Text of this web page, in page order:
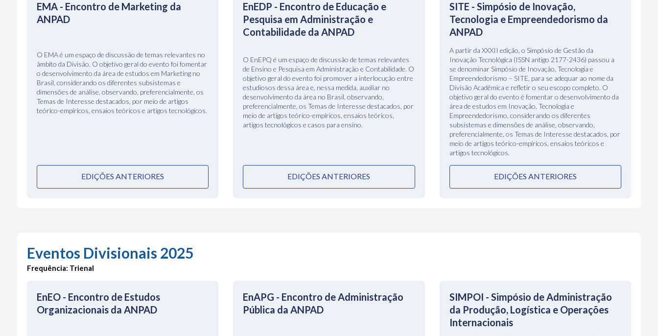
EMA - Encontro de Marketing da
ANPAD
O EMA é um espaço de discussão de temas relevantes no
âmbito da Divisão. O objetivo geral do evento foi fomentar
o desenvolvimento da área de estudos em Marketing no
Brasil, considerando os diferentes subsistemas e
dimensões de análise, observando, preferencialmente, os
Temas de Interesse destacados, por meio de artigos
teórico-empíricos, ensaios teóricos e artigos tecnológicos.
EDIÇÕES ANTERIORES
EnEDP - Encontro de Educação e
Pesquisa em Administração e
Contabilidade da ANPAD
O EnEPQ é um espaço de discussão de temas relevantes
de Ensino e Pesquisa em Administração e Contabilidade. O
objetivo geral do evento foi promover a interlocução entre
estudiosos dessa área e, nessa medida, auxiliar no
desenvolvimento da área no Brasil, observando,
preferencialmente, os Temas de Interesse destacados, por
meio de artigos teórico-empíricos, ensaios teóricos,
artigos tecnológicos e casos para ensino.
EDIÇÕES ANTERIORES
SITE - Simpósio de Inovação,
Tecnologia e Empreendedorismo da
ANPAD
A partir da XXXII edição, o Simpósio de Gestão da
Inovação Tecnológica (ISSN antigo 2177-2436) passou a
se denominar Simpósio de Inovação, Tecnologia e
Empreendedorismo – SITE, para se adequar ao nome da
Divisão Acadêmica e refletir o seu escopo completo. O
objetivo geral do evento é fomentar o desenvolvimento da
área de estudos em Inovação, Tecnologia e
Empreendedorismo, considerando os diferentes
subsistemas e dimensões de análise, observando,
preferencialmente, os Temas de Interesse destacados, por
meio de artigos teórico-empíricos, ensaios teóricos e
artigos tecnológicos.
EDIÇÕES ANTERIORES
Eventos Divisionais 2025
Frequência: Trienal
EnEO - Encontro de Estudos
Organizacionais da ANPAD
EnAPG - Encontro de Administração
Pública da ANPAD
SIMPOI - Simpósio de Administração
da Produção, Logística e Operações
Internacionais